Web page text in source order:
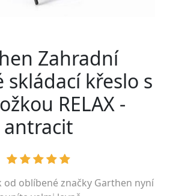
Zahradní
skládací křeslo s
RELAX -
antracit
od oblíbené značky Garthen nyní